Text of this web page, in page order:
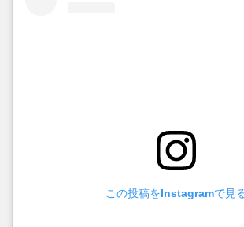
この投稿をInstagramで見